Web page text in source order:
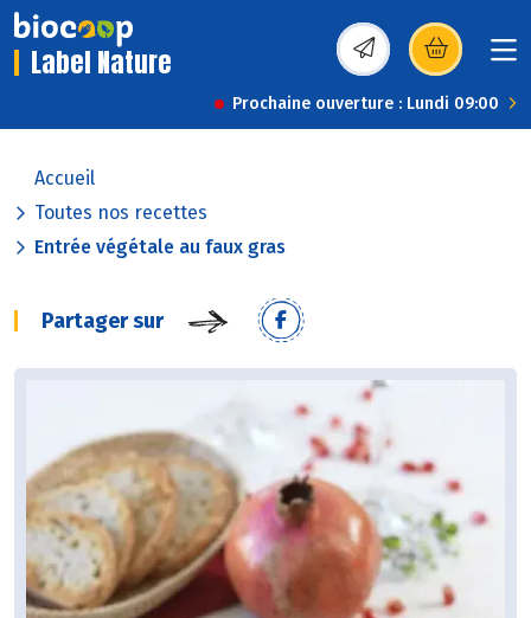
Label Nature (s’ouvre dans une
Prochaine ouverture : Lundi 09:00
Accueil
Toutes nos recettes
Entrée végétale au faux gras
Partager sur